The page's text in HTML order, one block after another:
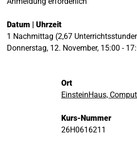
Datum | Uhrzeit
1 Nachmittag (2,67
Donnerstag, 12. November, 15:00 -
Ort
Kurs-Nummer
26H0616211